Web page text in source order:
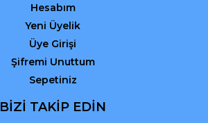
Hesabım
Yeni Üyelik
Üye Girişi
Şifremi Unuttum
Sepetiniz
BİZİ TAKİP EDİN